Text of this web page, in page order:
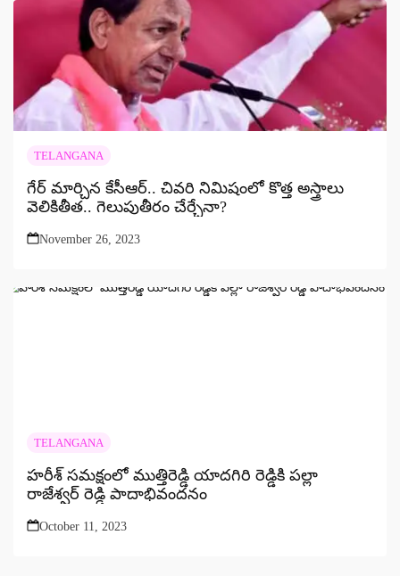
TELANGANA
గేర్‌ మార్చిన కేసీఆర్‌.. చివరి నిమిషంలో కొత్త అస్త్రాలు
వెలికితీత.. గెలుపుతీరం చేర్చేనా?
November 26, 2023
TELANGANA
హరీశ్ సమక్షంలో ముత్తిరెడ్డి యాదగిరి రెడ్డికి పల్లా
రాజేశ్వర్ రెడ్డి పాదాభివందనం
October 11, 2023